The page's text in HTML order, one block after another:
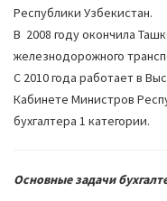
Республики Узбекистан.
В 2008 году окончила
железнодорожного
С 2010 года работает в
Кабинете Министров
бухгалтера 1 категории.
Основные задачи